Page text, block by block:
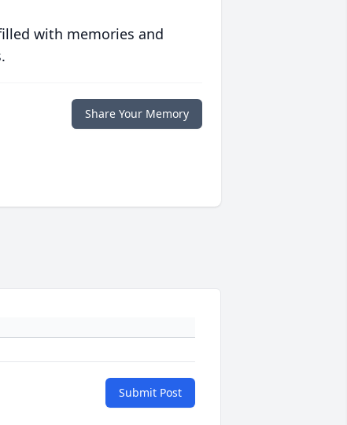
with memories and
Share Your Memory
Submit Post